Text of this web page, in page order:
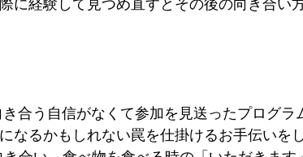
に経験して見つめ直すとその後の向き合い
合う自信がなくて参加を見送ったプログラ
なるかもしれない罠を仕掛けるお手伝いを